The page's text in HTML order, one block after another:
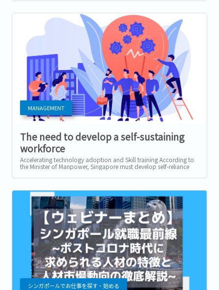
MANAGEMENT
The need to develop a self-sustaining
workforce
Accelerating technology adoption and Skill training According to
the Minister of Manpower, Singapore must develop self-reliance
シンガポールでお仕事を探す・始める